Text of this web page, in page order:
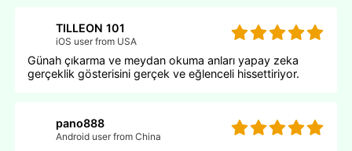
TILLEON 101
iOS user from USA
Günah çıkarma ve meydan okuma anları yapay zeka
gerçeklik gösterisini gerçek ve eğlenceli hissettiriyor.
pano888
Android user from China